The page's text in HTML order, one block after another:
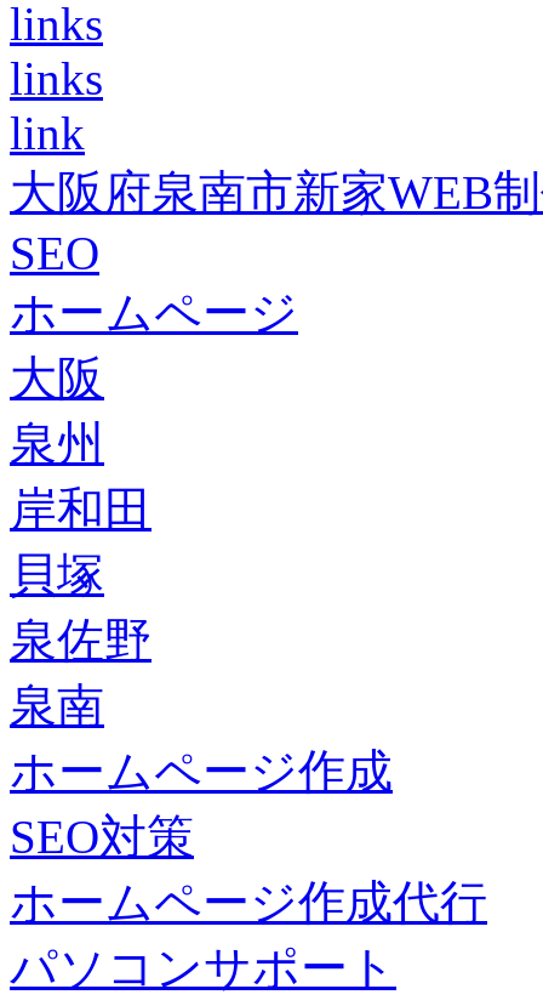
links
links
link
大阪府泉南市新家WEB
SEO
ホームページ
大阪
泉州
岸和田
貝塚
泉佐野
泉南
ホームページ作成
SEO対策
ホームページ作成代行
パソコンサポート